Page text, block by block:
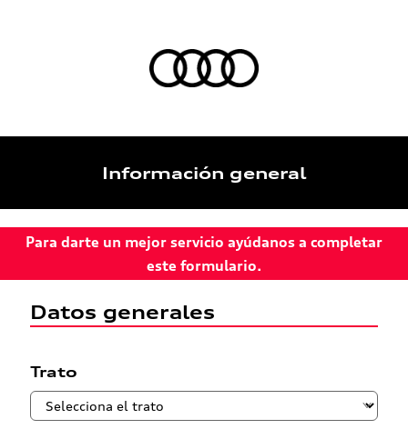
Información general
Para darte un mejor servicio ayúdanos a completar
este formulario.
Datos generales
Trato